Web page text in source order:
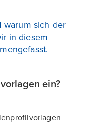
warum sich der
in diesem
ein?